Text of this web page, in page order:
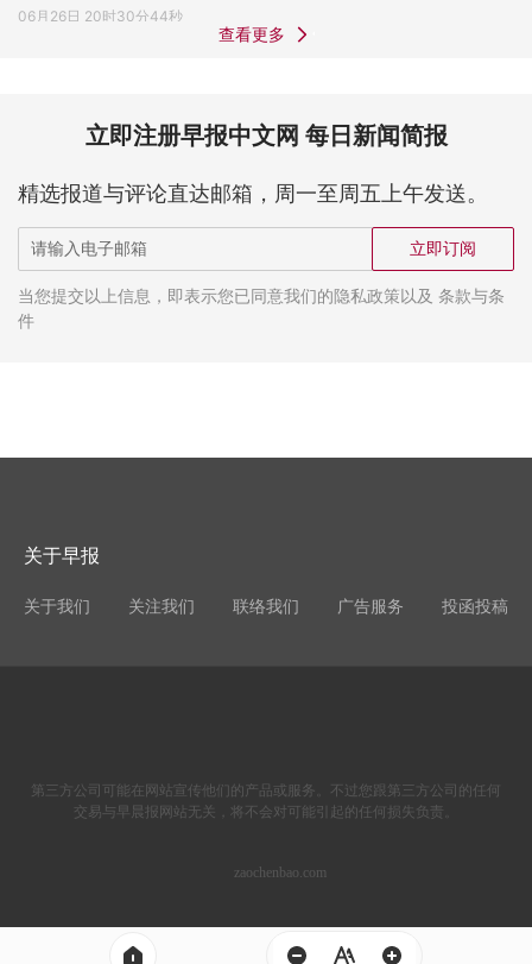
06月26日 20时30分44秒
查看更多
立即注册早报中文网 每日新闻简报
精选报道与评论直达邮箱，周一至周五上午发送。
立即订阅
当您提交以上信息，即表示您已同意我们的隐私政策以及 条款与条
件
关于早报
关于我们 关注我们 联络我们 广告服务 投函投稿
第三方公司可能在网站宣传他们的产品或服务。不过您跟第三方公司的任何
交易与早晨报网站无关，将不会对可能引起的任何损失负责。
zaochenbao.com